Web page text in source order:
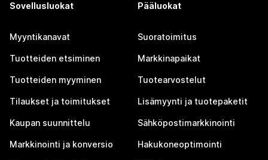
Sovellusluokat
Myyntikanavat
Tuotteiden etsiminen
Tuotteiden myyminen
Tilaukset ja toimitukset
Kaupan suunnittelu
Markkinointi ja konversio
Pääluokat
Suoratoimitus
Markkinapaikat
Tuotearvostelut
Lisämyynti ja tuotepaketit
Sähköpostimarkkinointi
Hakukoneoptimointi